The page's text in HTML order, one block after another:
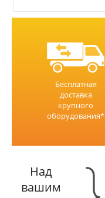
Бесплатная
доставка
крупного
оборудования*
Над
вашим